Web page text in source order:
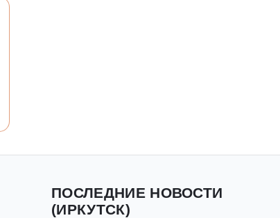
ПОСЛЕДНИЕ НОВОСТИ
(ИРКУТСК)